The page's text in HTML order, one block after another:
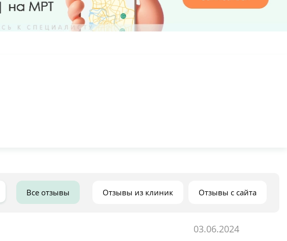
Отзывы с сайта
Отзывы из клиник
Все отзывы
03.06.2024